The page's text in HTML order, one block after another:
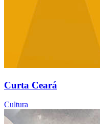
Curta Ceará
Cultura